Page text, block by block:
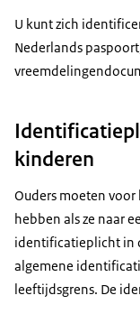
U kunt zich
Nederlands
kinderen
Ouders moeten
hebben als ze naar
identificatieplicht in
algemene
leeftijdsgrens. De